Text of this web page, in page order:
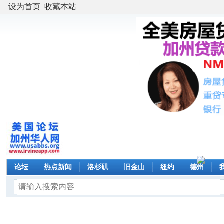
设为首页 收藏本站
论坛 热点新闻 洛杉矶 旧金山 纽约 德州